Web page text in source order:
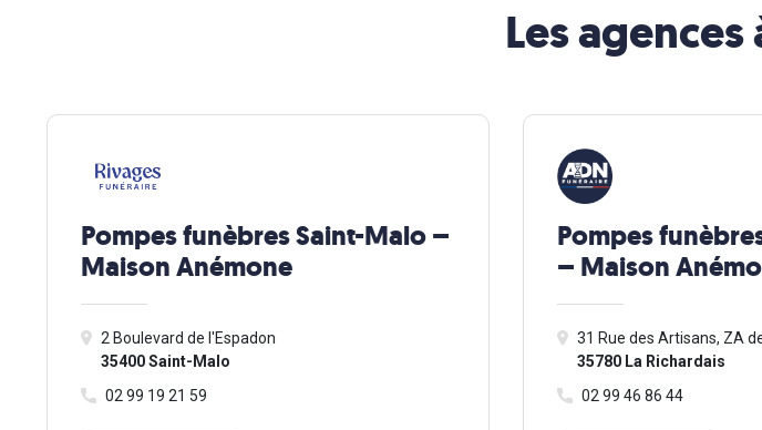
Les
Pompes funèbres Saint-Malo –
Maison Anémone
2 Boulevard de l'Espadon
35400 Saint-Malo
02 99 19 21 59
Pompes
– Maison
31 Rue des Artisans, ZA
35780 La Richardais
02 99 46 86 44